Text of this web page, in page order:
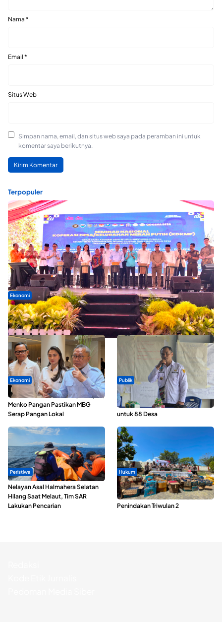
Nama *
Email *
Situs Web
Simpan nama, email, dan situs web saya pada peramban ini untuk
komentar saya berikutnya.
Terpopuler
Ekonomi
Seminar di Ternate, Mendes Perkuat Sinergi Percepatan
Kopdes Merah Putih
Ekonomi
SPPG di Maluku Utara Dipercepat,
Menko Pangan Pastikan MBG
Serap Pangan Lokal
Publik
ABDESI Morotai Apresiasi
Penyaluran ADD Rp3,13 Miliar
untuk 88 Desa
Peristiwa
Nelayan Asal Halmahera Selatan
Hilang Saat Melaut, Tim SAR
Lakukan Pencarian
Hukum
Polda Maluku Utara Musnahkan
Ribuan Liter Miras Hasil Operasi
Penindakan Triwulan 2